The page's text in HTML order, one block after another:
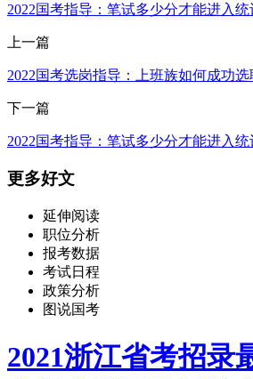
2022国考指导：笔试多少分才能进入统
上一篇
2022国考选岗指导：上班族如何成功
下一篇
2022国考指导：笔试多少分才能进入统
更多好文
延伸阅读
职位分析
报考数据
考试日程
政策分析
图说国考
2021浙江省考招录